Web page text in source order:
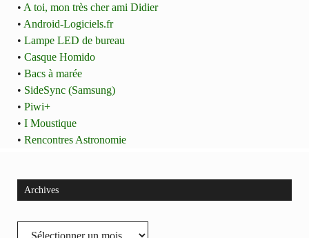
• A toi, mon très cher ami Didier
• Android-Logiciels.fr
• Lampe LED de bureau
• Casque Homido
• Bacs à marée
• SideSync (Samsung)
• Piwi+
• I Moustique
• Rencontres Astronomie
Archives
Archives